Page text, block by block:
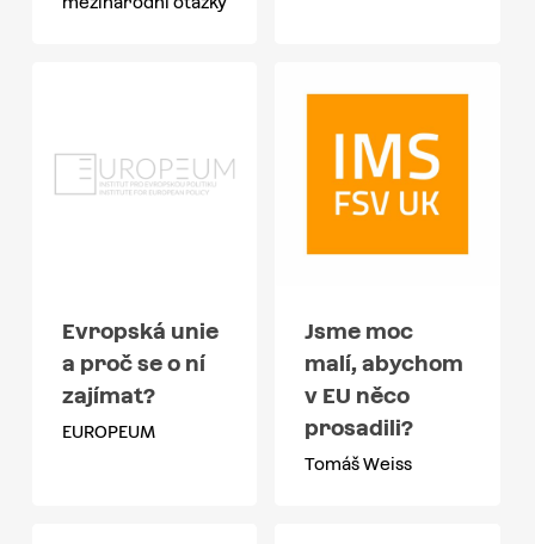
Evropská unie
a proč se o ní
zajímat?
EUROPEUM
Jsme moc
malí, abychom
v EU něco
prosadili?
Tomáš Weiss